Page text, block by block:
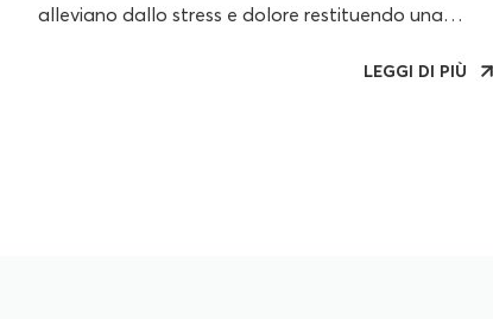
alleviano dallo stress e dolore restituendo una
ansia, rilascio della tensione muscolare,LEGGI DI PIÙ